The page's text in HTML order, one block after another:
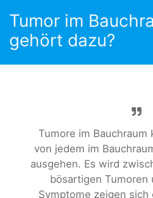
Tumor im
gehört dazu?
Tumore im Bauchraum
von jedem im
ausgehen. Es wird
bösartigen Tumoren
Symptome zeigen sich